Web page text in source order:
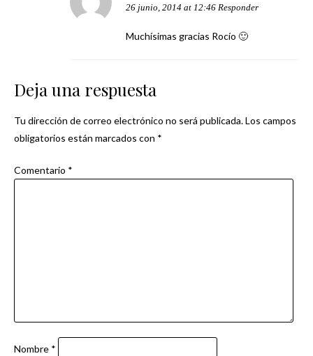
26 junio, 2014 at 12:46 Responder
Muchísimas gracias Rocío 🙂
Deja una respuesta
Tu dirección de correo electrónico no será publicada.Los campos
obligatorios están marcados con *
Comentario *
Nombre *